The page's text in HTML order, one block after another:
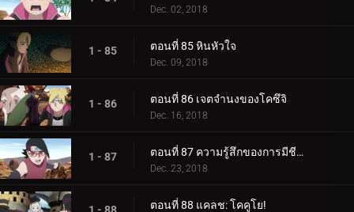
Dec. 02, 2018
1 - 85 ตอนที่ 85 หินหัวใจ
Dec. 09, 2018
1 - 86 ตอนที่ 86 เจตจำนงของโคซึจิ
Dec. 16, 2018
1 - 87 ตอนที่ 87 ความรู้สึกของการมีชีวิต
Dec. 23, 2018
ตอนที่ 88 แคลช: โคคูโย!